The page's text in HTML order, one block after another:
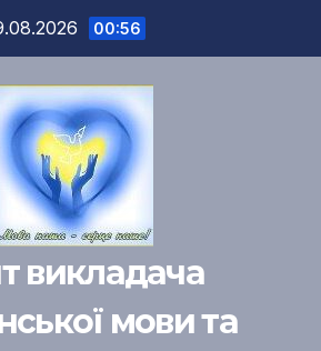
00:56
викладача
мови та